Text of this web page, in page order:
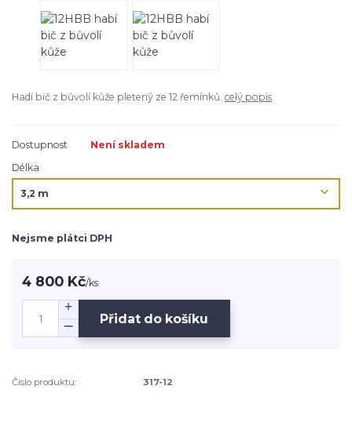
Hadí bič z bůvolí kůže pletený ze 12 řemínků. celý popis
Dostupnost
Není skladem
Délka
Nejsme plátci DPH
4 800 Kč/ks
Přidat do košíku
Číslo produktu: 317-12